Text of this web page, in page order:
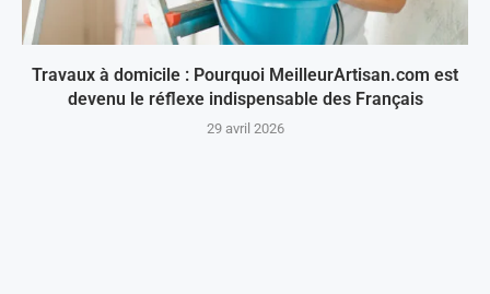
Travaux à domicile : Pourquoi MeilleurArtisan.com est
devenu le réflexe indispensable des Français
29 avril 2026